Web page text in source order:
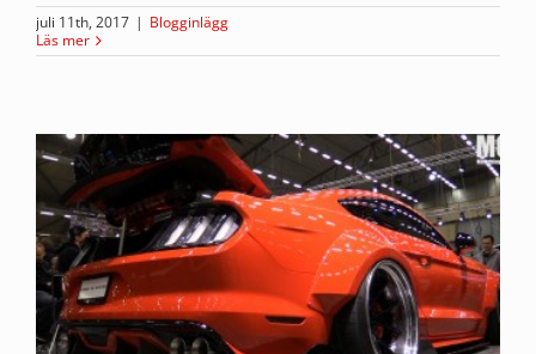
juli 11th, 2017 | Blogginlägg
Läs mer